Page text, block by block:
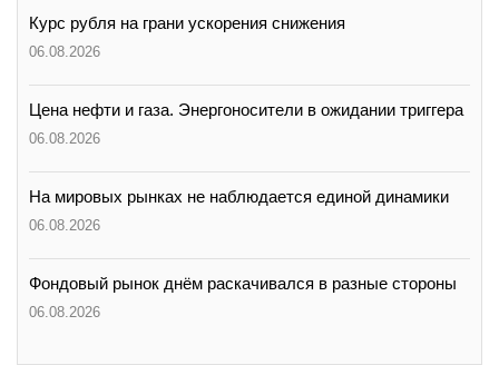
Курс рубля на грани ускорения снижения
06.08.2026
Цена нефти и газа. Энергоносители в ожидании триггера
06.08.2026
На мировых рынках не наблюдается единой динамики
06.08.2026
Фондовый рынок днём раскачивался в разные стороны
06.08.2026